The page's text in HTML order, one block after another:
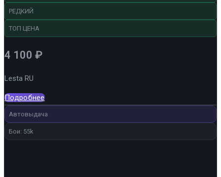
РЕДКИЙ
ТОП ЦЕНА
4 100 ₽
Lesta RU
Подробнее
Автовыдача
Бои: 55k